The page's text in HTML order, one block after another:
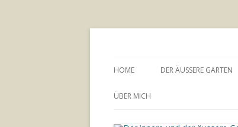
HOME DER ÄUSSERE GARTEN
ÜBER MICH